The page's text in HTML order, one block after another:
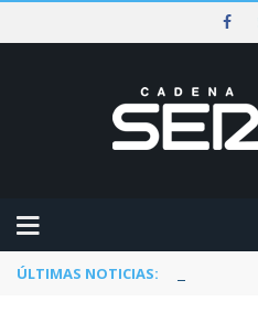
ÚLTIMAS NOTICIAS: